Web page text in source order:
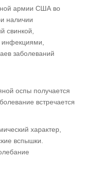
армии США во
наличии
свинкой,
инфекциями,
заболеваний
оспы получается
встречается
характер,
вспышки.